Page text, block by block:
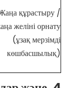
құрастыру /
желіні орнату
(ұзақ мерзімді
көшбасшылық)